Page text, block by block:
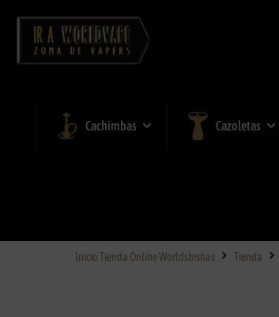
Cachimbas Cazoletas
Inicio Tienda Online Worldshishas Tienda